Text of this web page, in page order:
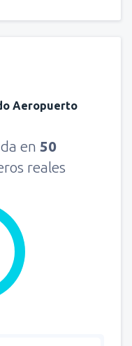
Aeropuerto
en 50
reales